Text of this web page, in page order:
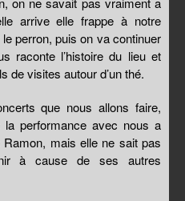
arrive elle frappe à notre
perron, puis on va continuer
raconte l’histoire du lieu et
de visites autour d’un thé.
que nous allons faire,
performance avec nous a
mais elle ne sait pas
à cause de ses autres